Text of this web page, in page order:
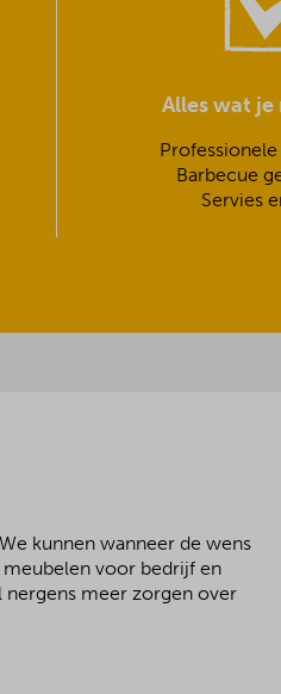
Alles wat
Barbecue
Servies
kunnen wanneer de wens
meubelen voor bedrijf en
meer zorgen over